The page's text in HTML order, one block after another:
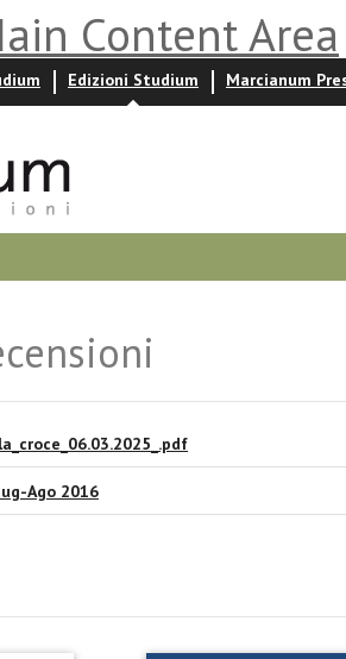
Content Area
Edizioni Studium Marcianum
Ago 2016